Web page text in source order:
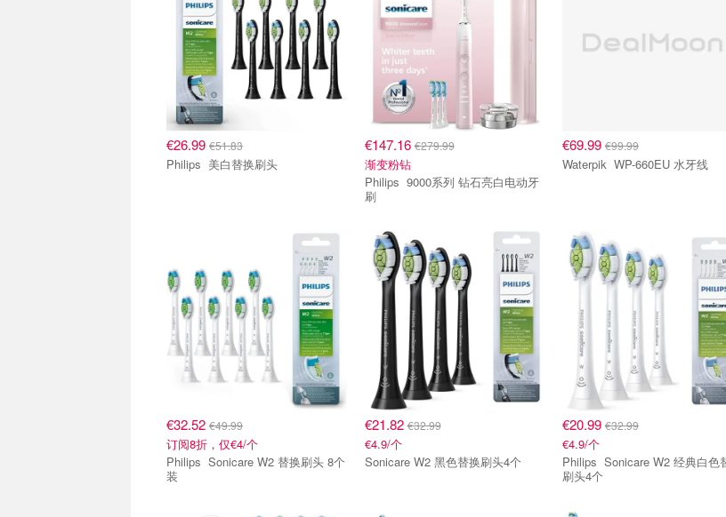
€26.99 €51.83
Philips 美白替换刷头
€147.16€279.99
渐变粉钻
Philips 9000系列 钻石亮白电动牙
刷
€69.99 €99.99
Waterpik WP-660EU 水牙线
€32.52 €49.99
订阅8折，仅€4/个
Philips Sonicare W2 替换刷头 8个
装
€21.82€32.99
€4.9/个
Sonicare W2 黑色替换刷头4个
€20.99 €32.99
€4.9/个
Philips Sonicare W2 经典白色替换
刷头4个